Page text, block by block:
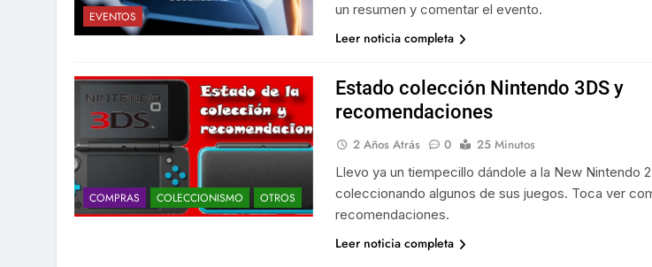
EVENTOS
un resumen y comentar el evento.
Leer noticia completa
COMPRAS COLECCIONISMO OTROS
Estado colección Nintendo 3DS y
recomendaciones
2 Años Atrás 0
25 Minutos
Llevo ya un tiempecillo dándole a la New Nintendo
coleccionando algunos de sus juegos. Toca ver
recomendaciones.
Leer noticia completa